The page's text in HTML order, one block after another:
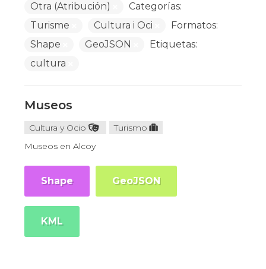
Otra (Atribución)
Categorías:
Turisme
Cultura i Oci
Formatos:
Shape
GeoJSON
Etiquetas:
cultura
Museos
Cultura y Ocio
Turismo
Museos en Alcoy
Shape GeoJSON
KML